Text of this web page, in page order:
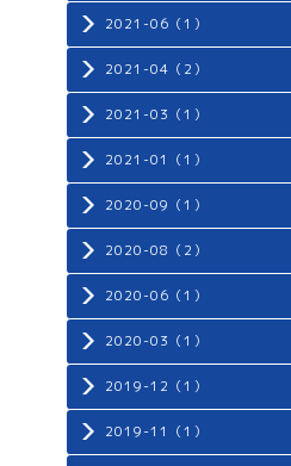
2021-06（1）
2021-04（2）
2021-03（1）
2021-01（1）
2020-09（1）
2020-08（2）
2020-06（1）
2020-03（1）
2019-12（1）
2019-11（1）